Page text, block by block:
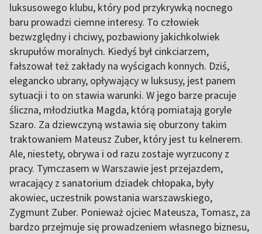
luksusowego klubu, który pod przykrywką nocnego
baru prowadzi ciemne interesy. To człowiek
bezwzględny i chciwy, pozbawiony jakichkolwiek
skrupułów moralnych. Kiedyś był cinkciarzem,
fałszował też zakłady na wyścigach konnych. Dziś,
elegancko ubrany, opływający w luksusy, jest panem
sytuacji i to on stawia warunki. W jego barze pracuje
śliczna, młodziutka Magda, którą pomiatają goryle
Szaro. Za dziewczyną wstawia się oburzony takim
traktowaniem Mateusz Zuber, który jest tu kelnerem.
Ale, niestety, obrywa i od razu zostaje wyrzucony z
pracy. Tymczasem w Warszawie jest przejazdem,
wracający z sanatorium dziadek chłopaka, były
akowiec, uczestnik powstania warszawskiego,
Zygmunt Zuber. Ponieważ ojciec Mateusza, Tomasz, za
bardzo przejmuje się prowadzeniem własnego biznesu,